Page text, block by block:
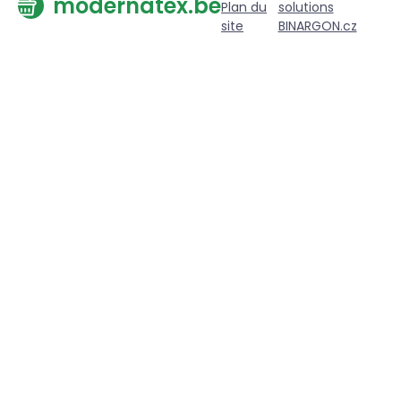
Plan du
site
solutions
BINARGON.cz